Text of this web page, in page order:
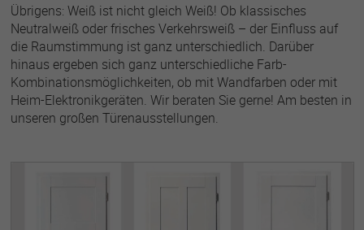
Übrigens: Weiß ist nicht gleich Weiß! Ob klassisches
Neutralweiß oder frisches Verkehrsweiß – der Einfluss auf
die Raumstimmung ist ganz unterschiedlich. Darüber
hinaus ergeben sich ganz unterschiedliche Farb-
Kombinationsmöglichkeiten, ob mit Wandfarben oder mit
Heim-Elektronikgeräten. Wir beraten Sie gerne! Am besten in
unseren großen Türenausstellungen.